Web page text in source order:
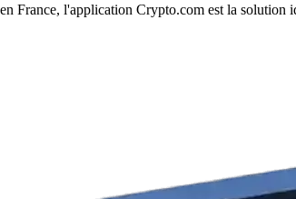
France, l'application Crypto.com est la solution